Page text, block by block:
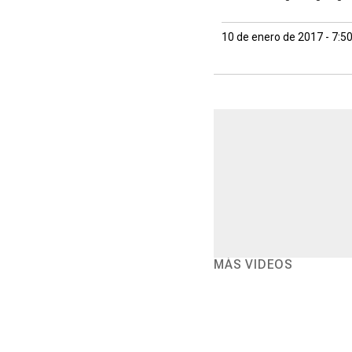
10 de enero de 2017 -
MÁS VIDEOS